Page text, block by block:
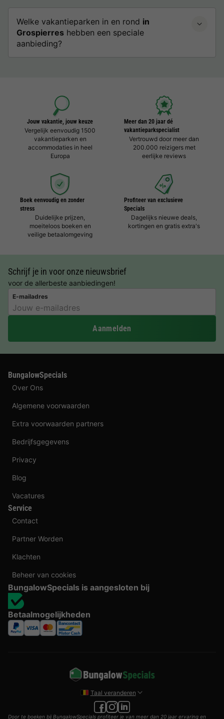
Welke vakantieparken in en rond in
Grospierres hebben een speciale
aanbieding?
Jouw vakantie, jouw keuze
Vergelijk eenvoudig 1500
vakantieparken en
accommodaties in heel
Europa
Meer dan 20 jaar dé
vakantieparkspecialist
Vertrouwd door meer dan
200.000 reizigers met
eerlijke reviews
Boek eenvoudig en zonder
stress
Duidelijke prijzen,
moeiteloos boeken en
veilige betaalomgeving
Profiteer van exclusieve
Specials
Dagelijks nieuwe deals,
kortingen en gratis extra's
Schrijf je in voor onze nieuwsbrief
voor de allerbeste aanbiedingen!
E-mailadres
Aanmelden
BungalowSpecials
Over Ons
Algemene voorwaarden
Extra voorwaarden partners
Bedrijfsgegevens
Privacy
Blog
Vacatures
Service
Contact
Partner Worden
Klachten
Beheer van cookies
BungalowSpecials is aangesloten bij
Betaalmogelijkheden
Taal veranderen
Door te boeken bij BungalowSpecials profiteer je van meer dan 20 jaar ervaring en